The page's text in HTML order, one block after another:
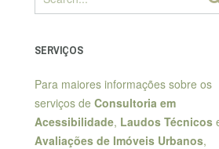
SERVIÇOS
Para maiores informações sobre os
serviços de Consultoria em
Acessibilidade, Laudos Técnicos
Avaliações de Imóveis Urbanos,